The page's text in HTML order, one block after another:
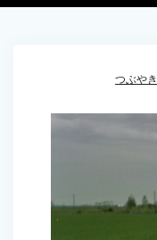
つぶやき